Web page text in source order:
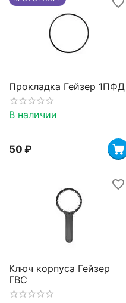
Прокладка Гейзер 1ПФД
В наличии
‍50‍ ₽
Ключ корпуса Гейзер
ГВС